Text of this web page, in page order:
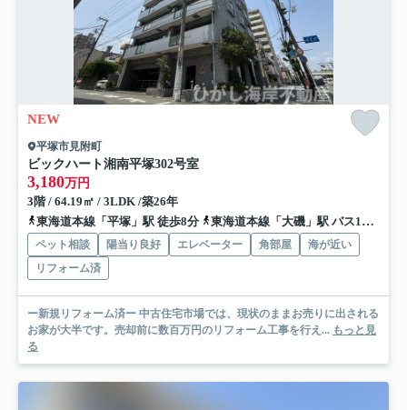
NEW
平塚市見附町
ビックハート湘南平塚302号室
3,180万円
3階 / 64.19㎡ / 3LDK /築26年
東海道本線「平塚」駅 徒歩8分
東海道本線「大磯」駅 バス14分 神奈川中央交通「平塚文化芸術ホール前」 停歩6分
ペット相談 陽当り良好 エレベーター 角部屋
海が近い
リフォーム済
ー新規リフォーム済ー 中古住宅市場では、現状のままお売りに出される
お家が大半です。売却前に数百万円のリフォーム工事を行え... もっと見
る